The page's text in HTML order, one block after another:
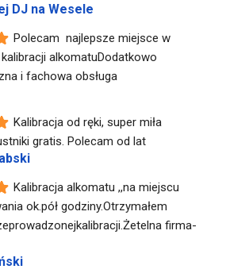
DJ na Wesele
Polecam  najlepsze miejsce w
alkomatuDodatkowo
i fachowa obsługa
Kalibracja od ręki, super miła
gratis. Polecam od lat
Kalibracja alkomatu ,,na miejscu
ok.pół godziny.Otrzymałem
firma-